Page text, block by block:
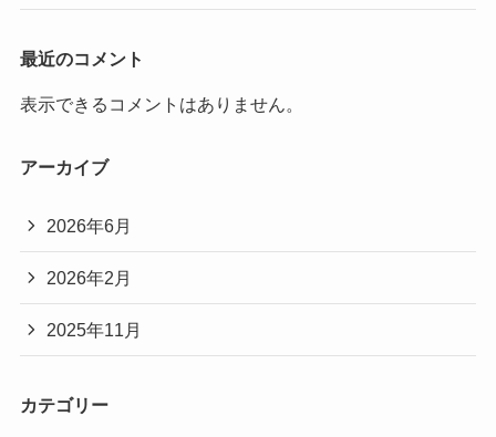
最近のコメント
表示できるコメントはありません。
アーカイブ
2026年6月
2026年2月
2025年11月
カテゴリー